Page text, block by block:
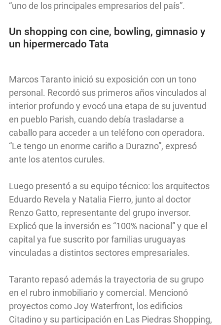
“uno de los principales empresarios del país”.
Un shopping con cine, bowling, gimnasio y
un hipermercado Tata
Marcos Taranto inició su exposición con un tono
personal. Recordó sus primeros años vinculados al
interior profundo y evocó una etapa de su juventud
en pueblo Parish, cuando debía trasladarse a
caballo para acceder a un teléfono con operadora.
“Le tengo un enorme cariño a Durazno”, expresó
ante los atentos curules.
Luego presentó a su equipo técnico: los arquitectos
Eduardo Revela y Natalia Fierro, junto al doctor
Renzo Gatto, representante del grupo inversor.
Explicó que la inversión es “100% nacional” y que el
capital ya fue suscrito por familias uruguayas
vinculadas a distintos sectores empresariales.
Taranto repasó además la trayectoria de su grupo
en el rubro inmobiliario y comercial. Mencionó
proyectos como Joy Waterfront, los edificios
Citadino y su participación en Las Piedras Shopping,